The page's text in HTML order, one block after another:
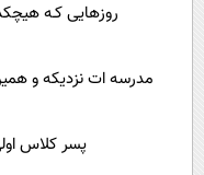
روزهایی کـه
مدرسه ات نزدیکه و
پسر کلاس